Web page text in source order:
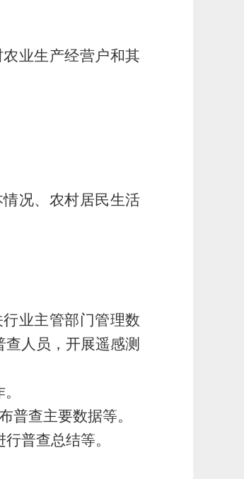
业生产经营户和其
况、农村居民生活
业主管部门管理数
人员，开展遥感测
普查主要数据等。
普查总结等。